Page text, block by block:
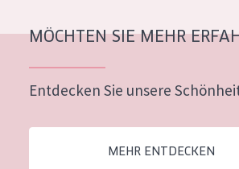
MÖCHTEN SIE MEHR
Entdecken Sie unsere
MEHR ENTDECKEN